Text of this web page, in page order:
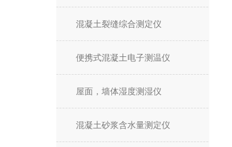
混凝土裂缝综合测定仪
便携式混凝土电子测温仪
屋面，墙体湿度测湿仪
混凝土砂浆含水量测定仪